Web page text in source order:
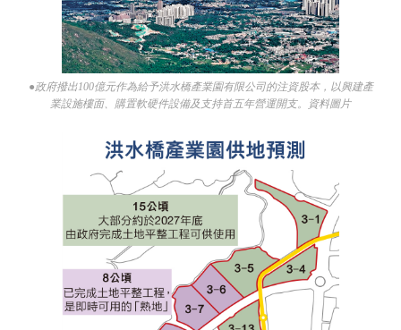
●政府撥出100億元作為給予洪水橋產業園有限公司的注資股本，以興建產
業設施樓面、購置軟硬件設備及支持首五年營運開支。資料圖片